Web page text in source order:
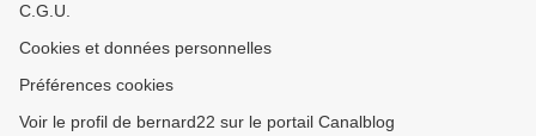
C.G.U.
Cookies et données personnelles
Préférences cookies
Voir le profil de bernard22 sur le portail Canalblog